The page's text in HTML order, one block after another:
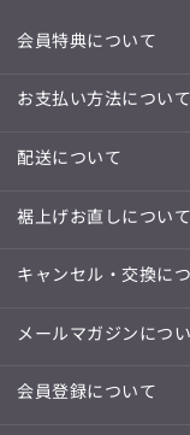
会員特典について
お支払い方法について
配送について
裾上げお直しについて
キャンセル・交換に
メールマガジンにつ
会員登録について